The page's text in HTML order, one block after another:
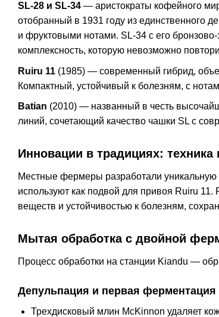
SL-28 и SL-34 — аристократы кофейного
отобранный в 1931 году из единственного
и фруктовыми нотами. SL-34 с его
комплексность, которую невозможно
Ruiru 11 (1985) — современный гибрид,
Компактный, устойчивый к болезням, с
Batian (2010) — названный в честь
линий, сочетающий качество чашки SL с
Инновации в традициях: техника
Местные фермеры разработали уникальную
используют как подвой для привоя Ruiru
веществ и устойчивостью к болезням,
Мытая обработка с двойной
Процесс обработки на станции Kiandu —
Депульпация и первая ферментация
Трехдисковый млин McKinnon удаляет